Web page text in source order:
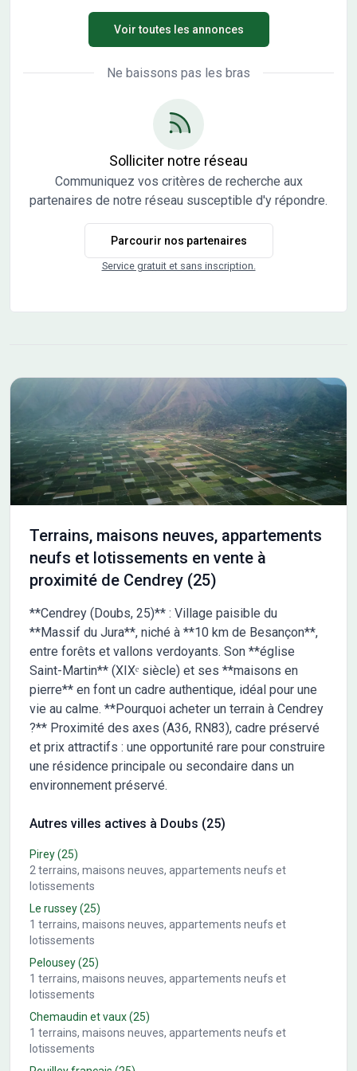
à 19H00 Découvrez Marnay, une commune d'environ 1
500 habitants. Elle est idéalement située entre Gray et
Besançon, avec un accès à l'Autoroute A36, tandis que la
gare TGV est à 20 min. En plein essor, Marnay accueille
pour un bassin d'emploi conséquent. Le lotissement La
l'aménagement d'une voie raccordée à la rue du Clos des
espace vert est prévu à l'entrée du programme, tout
comme des plantations ponctuelles au fil de la voirie,
future zone de rencontre. La Promenade des Tilleuls
comporte 19 lots destinés à de la maison individu Les
informations sur l'état des risques auxquels ce bien est
Voir toutes les annonces
Ne baissons pas les bras
Solliciter notre réseau
Communiquez vos critères de recherche aux
partenaires de notre réseau susceptible d'y répondre.
Parcourir nos partenaires
Service gratuit et sans inscription.
Terrains, maisons neuves, appartements
neufs et lotissements en vente à
proximité de Cendrey (25)
**Cendrey (Doubs, 25)** : Village paisible du
**Massif du Jura**, niché à **10 km de Besançon**,
entre forêts et vallons verdoyants. Son **église
Saint-Martin** (XIXᵉ siècle) et ses **maisons en
pierre** en font un cadre authentique, idéal pour une
vie au calme. **Pourquoi acheter un terrain à Cendrey
?** Proximité des axes (A36, RN83), cadre préservé
et prix attractifs : une opportunité rare pour construire
une résidence principale ou secondaire dans un
environnement préservé.
Autres villes actives à Doubs (25)
Pirey(25)
2terrains, maisons neuves, appartements neufs et
lotissements
Le russey(25)
1 terrains, maisons neuves, appartements neufs et
lotissements
Pelousey(25)
1 terrains, maisons neuves, appartements neufs et
lotissements
Chemaudin et vaux(25)
1 terrains, maisons neuves, appartements neufs et
lotissements